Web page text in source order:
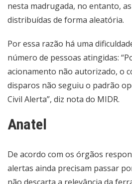
nesta madrugada, no entanto,
distribuídas de forma aleatória.
Por essa razão há uma
número de pessoas atingidas:
acionamento não autorizado, o
disparos não seguiu o padrão
Civil Alerta”, diz nota do MIDR.
Anatel
De acordo com os órgãos
alertas ainda precisam passar